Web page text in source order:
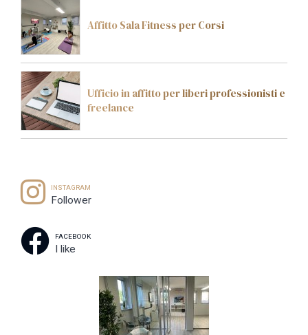
Affitto Sala Fitness per Corsi
Ufficio in affitto per liberi professionisti e
freelance
INSTAGRAM
Follower
FACEBOOK
I like